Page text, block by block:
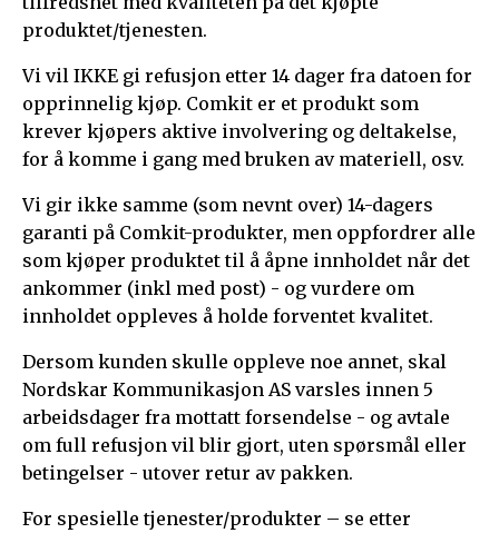
produktet/tjenesten.
Vi vil IKKE gi refusjon etter 14 dager fra datoen for
opprinnelig kjøp. Comkit er et produkt som
krever kjøpers aktive involvering og deltakelse,
for å komme i gang med bruken av materiell, osv.
Vi gir ikke samme (som nevnt over) 14-dagers
garanti på Comkit-produkter, men oppfordrer alle
som kjøper produktet til å åpne innholdet når det
ankommer (inkl med post) - og vurdere om
innholdet oppleves å holde forventet kvalitet.
Dersom kunden skulle oppleve noe annet, skal
Nordskar Kommunikasjon AS varsles innen 5
arbeidsdager fra mottatt forsendelse - og avtale
om full refusjon vil blir gjort, uten spørsmål eller
betingelser - utover retur av pakken.
For spesielle tjenester/produkter – se etter